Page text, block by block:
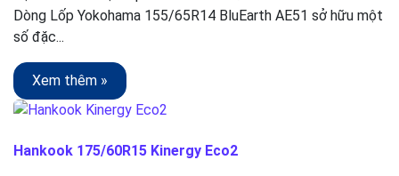
Dòng Lốp Yokohama 155/65R14 BluEarth AE51 sở hữu một
số đặc...
Xem thêm »
Hankook 175/60R15 Kinergy Eco2